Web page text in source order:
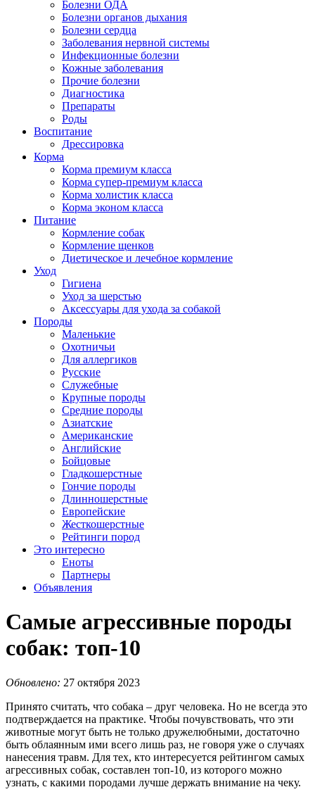
Болезни ОДА
Болезни органов дыхания
Болезни сердца
Заболевания нервной системы
Инфекционные болезни
Кожные заболевания
Прочие болезни
Диагностика
Препараты
Роды
Воспитание
Дрессировка
Корма
Корма премиум класса
Корма супер-премиум класса
Корма холистик класса
Корма эконом класса
Питание
Кормление собак
Кормление щенков
Диетическое и лечебное кормление
Уход
Гигиена
Уход за шерстью
Аксессуары для ухода за собакой
Породы
Маленькие
Охотничьи
Для аллергиков
Русские
Служебные
Крупные породы
Средние породы
Азиатские
Американские
Английские
Бойцовые
Гладкошерстные
Гончие породы
Длинношерстные
Европейские
Жесткошерстные
Рейтинги пород
Это интересно
Еноты
Партнеры
Объявления
Самые агрессивные породы
собак: топ-10
Обновлено: 27 октября 2023
Принято считать, что собака – друг человека. Но не всегда это
подтверждается на практике. Чтобы почувствовать, что эти
животные могут быть не только дружелюбными, достаточно
быть облаянным ими всего лишь раз, не говоря уже о случаях
нанесения травм. Для тех, кто интересуется рейтингом самых
агрессивных собак, составлен топ-10, из которого можно
узнать, с какими породами лучше держать внимание на чеку.